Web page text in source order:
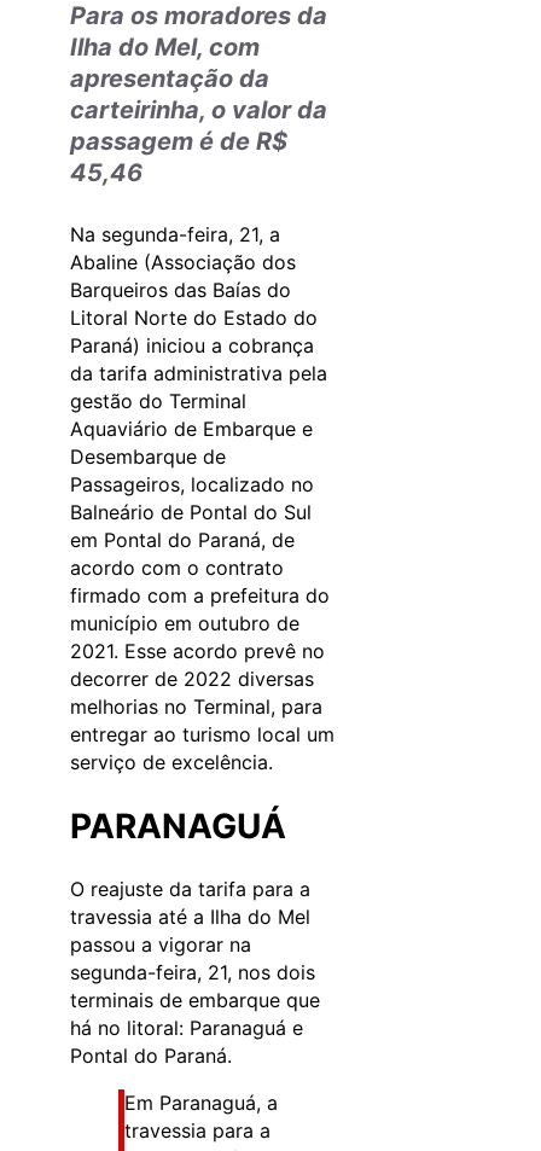
Para os moradores da
Ilha do Mel, com
apresentação da
carteirinha, o valor da
passagem é de R$
45,46
Na segunda-feira, 21, a
Abaline (Associação dos
Barqueiros das Baías do
Litoral Norte do Estado do
Paraná) iniciou a cobrança
da tarifa administrativa pela
gestão do Terminal
Aquaviário de Embarque e
Desembarque de
Passageiros, localizado no
Balneário de Pontal do Sul
em Pontal do Paraná, de
acordo com o contrato
firmado com a prefeitura do
município em outubro de
2021. Esse acordo prevê no
decorrer de 2022 diversas
melhorias no Terminal, para
entregar ao turismo local um
serviço de excelência.
PARANAGUÁ
O reajuste da tarifa para a
travessia até a Ilha do Mel
passou a vigorar na
segunda-feira, 21, nos dois
terminais de embarque que
há no litoral: Paranaguá e
Pontal do Paraná.
Em Paranaguá, a
travessia para a